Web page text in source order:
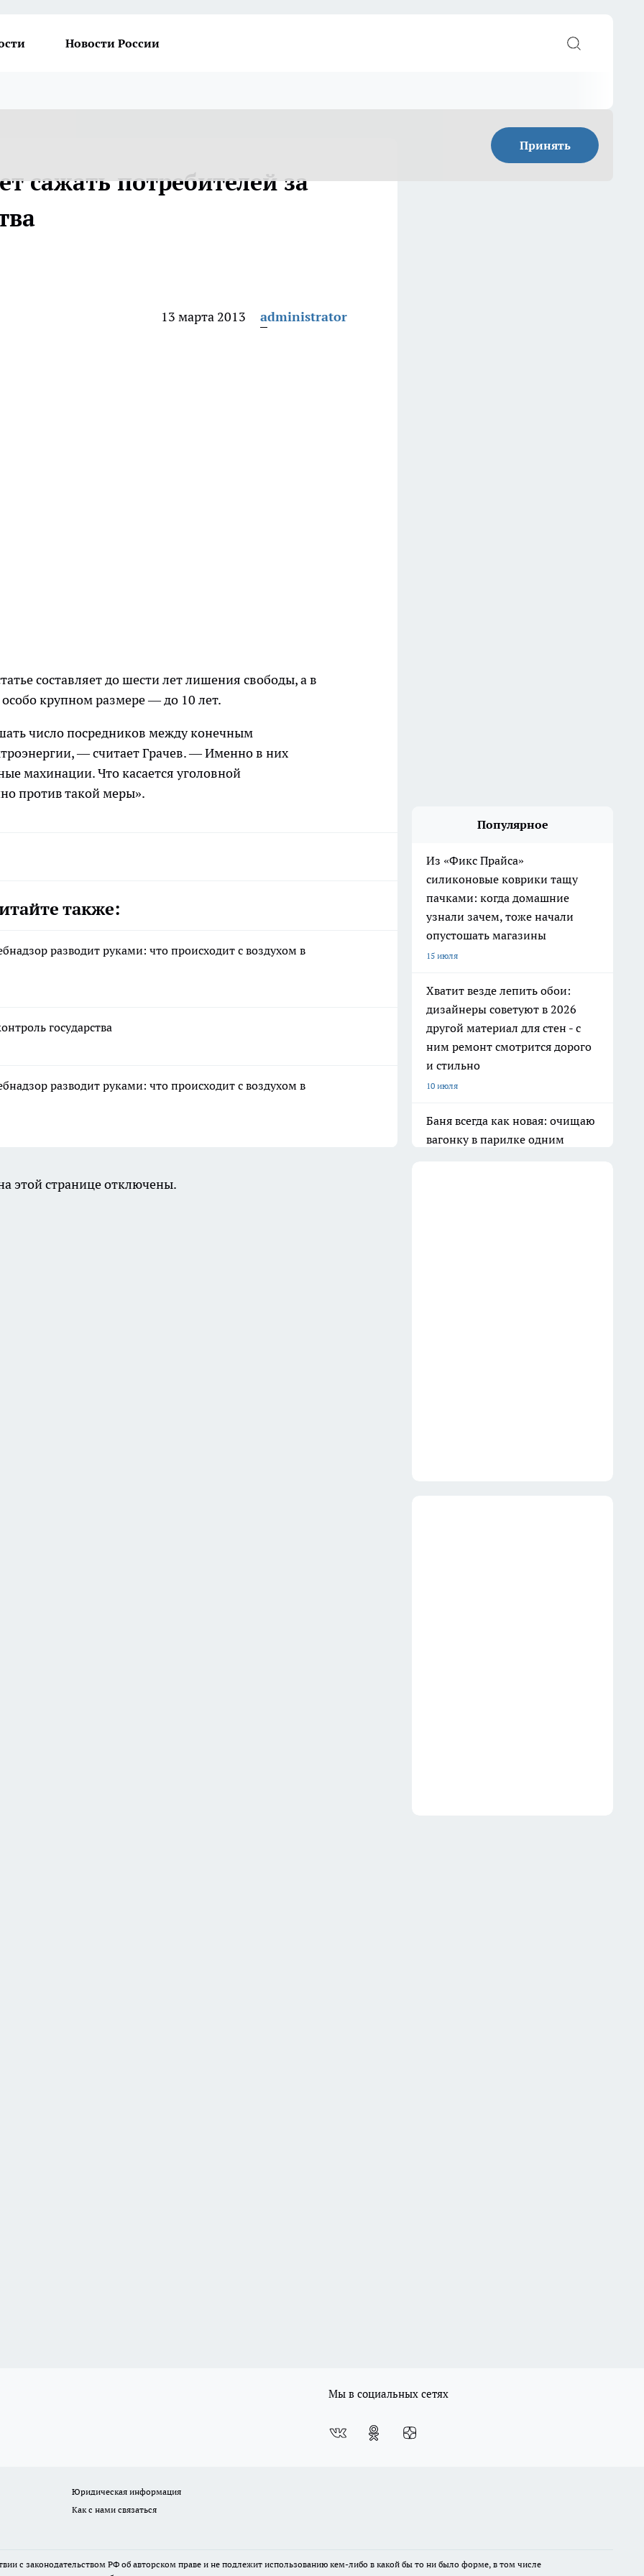
Новости России
Принять
сажать потребителей за
13 марта 2013 administrator
составляет до шести лет лишения свободы, а в
крупном размере — до 10 лет.
число посредников между конечным
— считает Грачев. — Именно в них
махинации. Что касается уголовной
против такой меры».
также:
разводит руками: что происходит с воздухом в
государства
разводит руками: что происходит с воздухом в
Популярное
Из «Фикс Прайса»
силиконовые коврики тащу
пачками: когда домашние
узнали зачем, тоже начали
опустошать магазины
15 июля
Хватит везде лепить обои:
дизайнеры советуют в 2026
другой материал для стен - с
ним ремонт смотрится дорого
и стильно
10 июля
этой странице отключены.
Мы в социальных сетях
Юридическая информация
Как с нами связаться
с законодательством РФ об авторском праве и не подлежит использованию кем-либо в какой бы то ни было форме, в том числе